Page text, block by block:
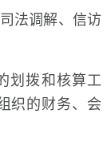
法调解、信访
划拨和核算工
织的财务、会